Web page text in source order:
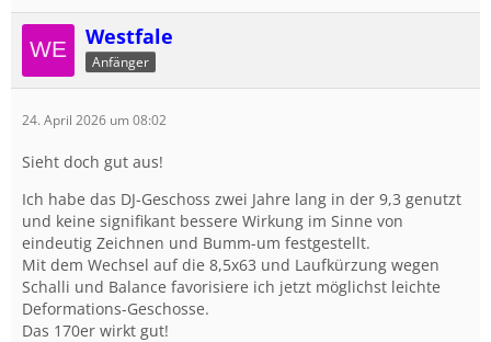
Westfale
Anfänger
24. April 2026 um 08:02
Sieht doch gut aus!
Ich habe das DJ-Geschoss zwei Jahre lang in der 9,3 genutzt
und keine signifikant bessere Wirkung im Sinne von
eindeutig Zeichnen und Bumm-um festgestellt.
Mit dem Wechsel auf die 8,5x63 und Laufkürzung wegen
Schalli und Balance favorisiere ich jetzt möglichst leichte
Deformations-Geschosse.
Das 170er wirkt gut!